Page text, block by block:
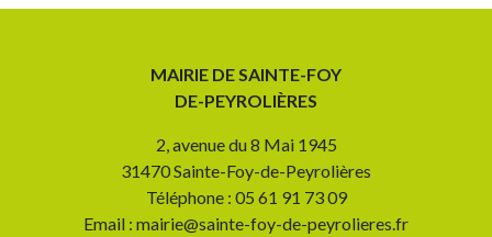
MAIRIE DE SAINTE-FOY
DE-PEYROLIÈRES
2, avenue du 8 Mai 1945
31470 Sainte-Foy-de-Peyrolières
Téléphone : 05 61 91 73 09
Email : mairie@sainte-foy-de-peyrolieres.fr